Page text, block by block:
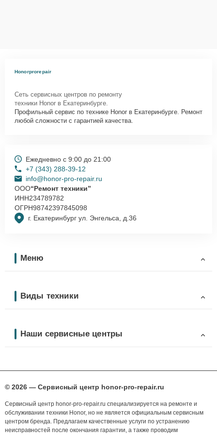
Honorprorepair
Сеть сервисных центров по ремонту
техники Honor в Екатеринбурге.
Профильный сервис по технике Honor в Екатеринбурге. Ремонт
любой сложности с гарантией качества.
г. Екатеринбург ул. Энгельса, д.36
Ежедневно с 9:00 до 21:00
+7 (343) 288-39-12
info@honor-pro-repair.ru
ООО“Ремонт техники”
ИНН234789782
ОГРН98742397845098
Меню
Виды техники
Наши сервисные центры
© 2026 — Сервисный центр honor-pro-repair.ru
Сервисный центр honor-pro-repair.ru специализируется на ремонте и
обслуживании техники Honor, но не является официальным сервисным
центром бренда. Предлагаем качественные услуги по устранению
неисправностей после окончания гарантии, а также проводим